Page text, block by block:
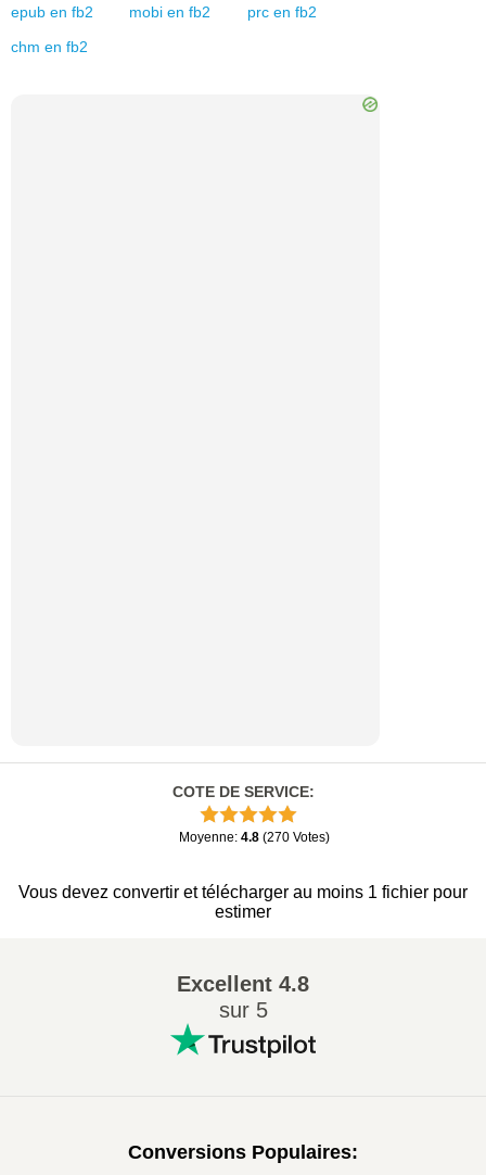
epub en fb2 mobi en fb2 prc en fb2
chm en fb2
COTE DE SERVICE:
Moyenne: 4.8 (270 Votes)
Vous devez convertir et télécharger au moins 1 fichier pour
estimer
Excellent 4.8
sur 5
Conversions Populaires: